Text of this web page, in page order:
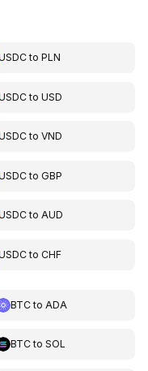
toPLN
toUSD
toVND
toGBP
toAUD
toCHF
BTCto ADA
BTCto SOL